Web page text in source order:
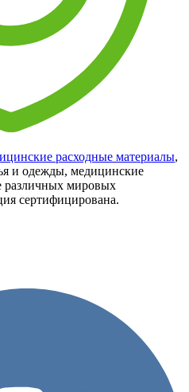
расходные материалы,
и одежды, медицинские
различных мировых
сертифицирована.